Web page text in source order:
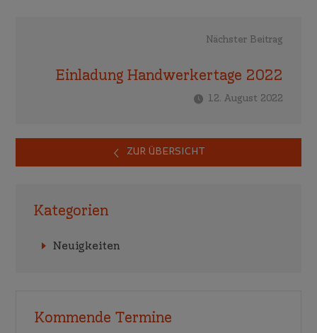
Nächster Beitrag
Einladung Handwerkertage 2022
12. August 2022
ZUR ÜBERSICHT
Kategorien
Neuigkeiten
Kommende Termine